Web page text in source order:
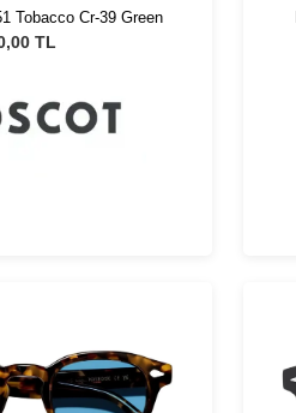
Tobacco Cr-39 Green
TL